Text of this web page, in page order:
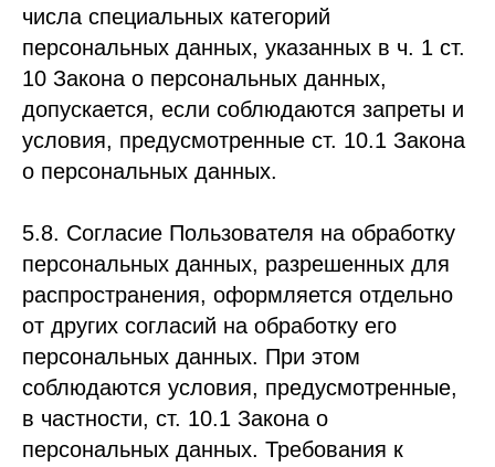
числа специальных категорий
персональных данных, указанных в ч. 1 ст.
10 Закона о персональных данных,
допускается, если соблюдаются запреты и
условия, предусмотренные ст. 10.1 Закона
о персональных данных.
5.8. Согласие Пользователя на обработку
персональных данных, разрешенных для
распространения, оформляется отдельно
от других согласий на обработку его
персональных данных. При этом
соблюдаются условия, предусмотренные,
в частности, ст. 10.1 Закона о
персональных данных. Требования к